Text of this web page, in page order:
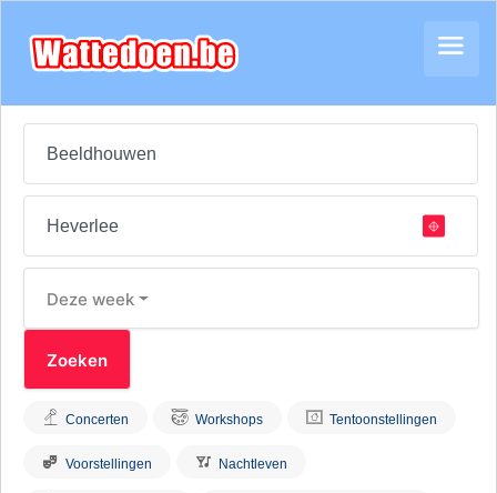
Deze week
Concerten Workshops Tentoonstellingen
Voorstellingen Nachtleven